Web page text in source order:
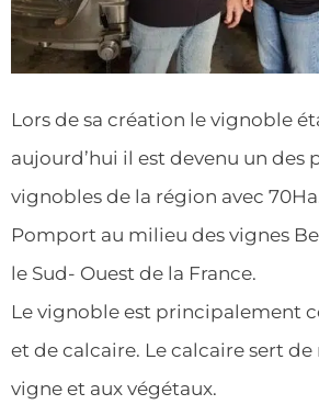
Lors de sa création le vignoble
aujourd’hui il est devenu un des
vignobles de la région avec
Pomport au milieu des vignes
le Sud- Ouest de la France.
Le vignoble est principalement
et de calcaire. Le calcaire sert
vigne et aux végétaux.